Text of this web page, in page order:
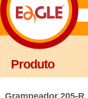
Produto
Grampeador 205-R